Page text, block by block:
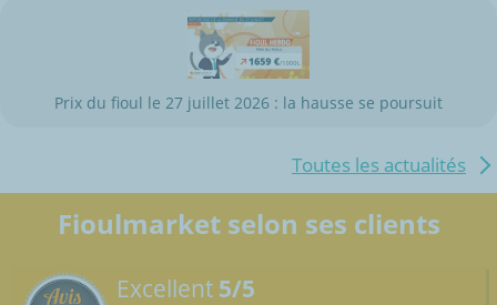
Prix du fioul le 27 juillet 2026 : la hausse se poursuit
Toutes les actualités
Fioulmarket selon ses clients
Excellent 5/5